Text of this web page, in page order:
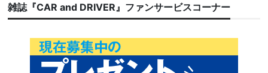
雑誌『CAR and DRIVER』ファンサービスコーナー